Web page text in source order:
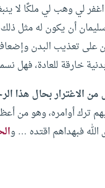
أن يكون له مثل
على تعذيب البدن
خارقة للعادة، فهل
من الاغترار بحال هذا
ترك أوامره، وهو من
الله فبهداهم اقتده … و